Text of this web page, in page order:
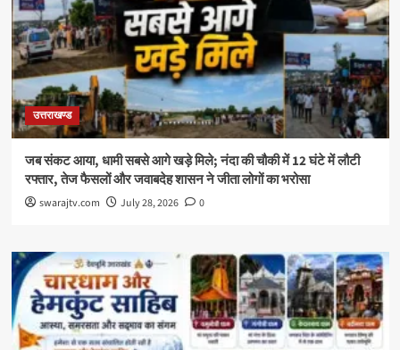
उत्तराखण्ड
जब संकट आया, धामी सबसे आगे खड़े मिले; नंदा की चौकी में 12 घंटे में लौटी
रफ्तार, तेज फैसलों और जवाबदेह शासन ने जीता लोगों का भरोसा
swarajtv.com July 28, 2026 0